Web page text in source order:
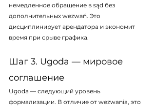
немедленное обращение в sąd без
дополнительных wezwań. Это
дисциплинирует арендатора и экономит
время при срыве графика.
Шаг 3. Ugoda — мировое
соглашение
Ugoda — следующий уровень
формализации. В отличие от wezwania, это